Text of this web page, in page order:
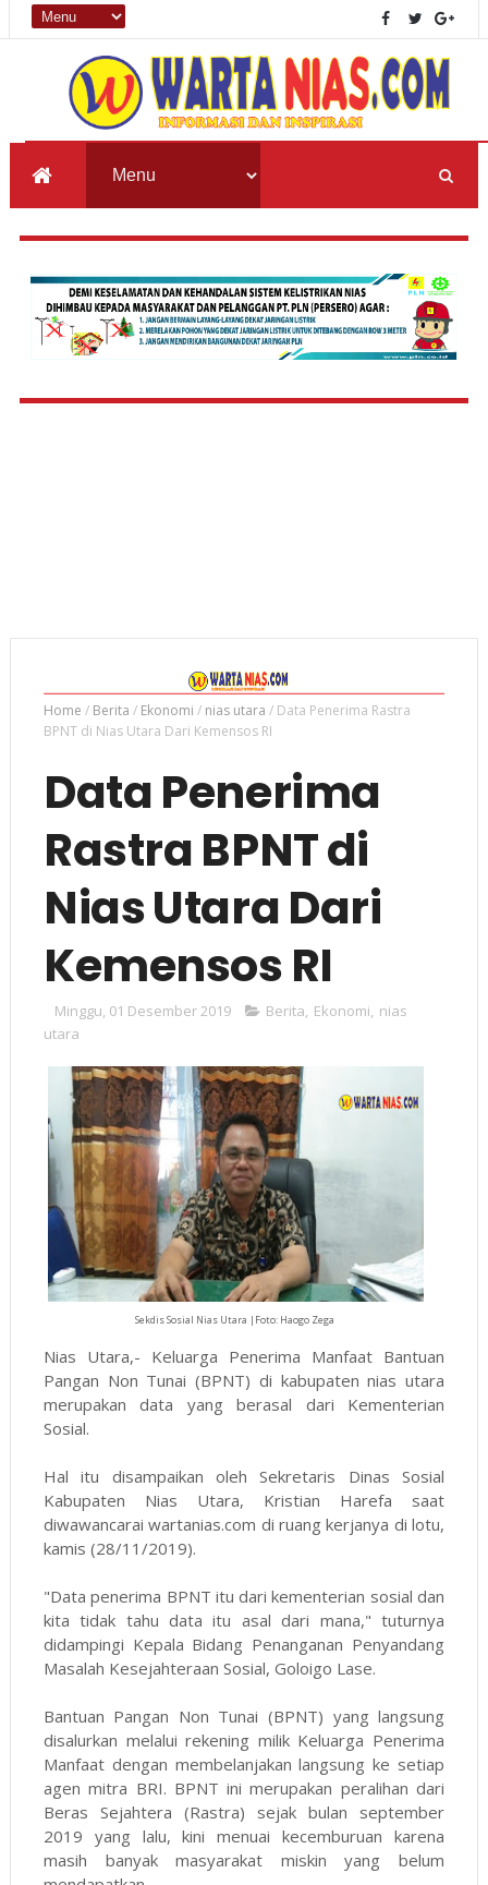
Home / Berita / Ekonomi / nias utara / Data Penerima Rastra
BPNT di Nias Utara Dari Kemensos RI
Data Penerima
Rastra BPNT di
Nias Utara Dari
Kemensos RI
Minggu, 01 Desember 2019 Berita, Ekonomi, nias
utara
Sekdis Sosial Nias Utara |Foto: Haogo Zega
Nias Utara,- Keluarga Penerima Manfaat Bantuan
Pangan Non Tunai (BPNT) di kabupaten nias utara
merupakan data yang berasal dari Kementerian
Sosial.
Hal itu disampaikan oleh Sekretaris Dinas Sosial
Kabupaten Nias Utara, Kristian Harefa saat
diwawancarai wartanias.com di ruang kerjanya di lotu,
kamis (28/11/2019).
"Data penerima BPNT itu dari kementerian sosial dan
kita tidak tahu data itu asal dari mana," tuturnya
didampingi Kepala Bidang Penanganan Penyandang
Masalah Kesejahteraan Sosial, Goloigo Lase.
Bantuan Pangan Non Tunai (BPNT) yang langsung
disalurkan melalui rekening milik Keluarga Penerima
Manfaat dengan membelanjakan langsung ke setiap
agen mitra BRI. BPNT ini merupakan peralihan dari
Beras Sejahtera (Rastra) sejak bulan september
2019 yang lalu, kini menuai kecemburuan karena
masih banyak masyarakat miskin yang belum